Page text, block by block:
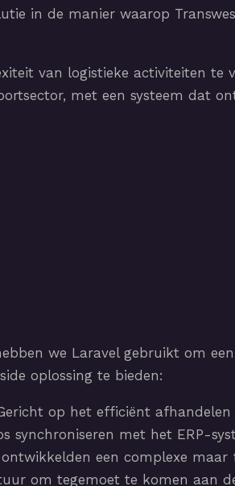
in de manier waarop
van logistieke activiteiten te
met een systeem dat
we Laravel gebruikt om
oplossing te bieden:
op het efficiënt afhandelen
synchroniseren met het ERP-
ontwikkelden een complexe maar
om tegemoet te komen aan